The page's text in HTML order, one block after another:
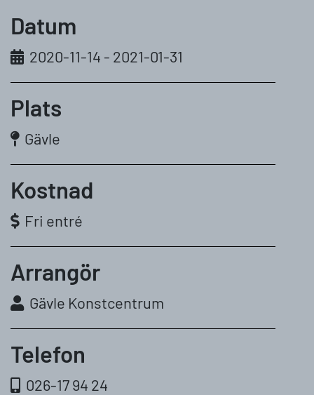
Datum
2020-11-14 - 2021-01-31
Plats
Gävle
Kostnad
Fri entré
Arrangör
Gävle Konstcentrum
Telefon
026-17 94 24